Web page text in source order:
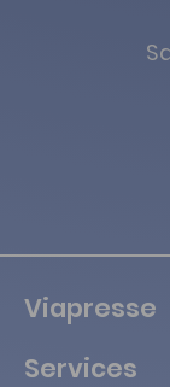
Viapresse
Services